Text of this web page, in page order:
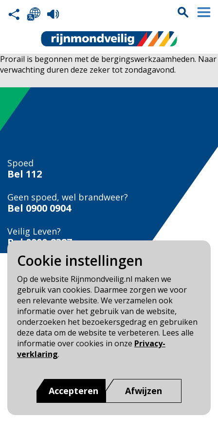
Cookie instellingen
Op de website Rijnmondveilig.nl maken we
gebruik van cookies. Daarmee zorgen we voor
een relevante website. We verzamelen ook
informatie over het gebruik van de website,
onderzoeken het bezoekersgedrag en gebruiken
deze data om de website te verbeteren. Lees alle
informatie over cookies in onze Privacy-
verklaring.
Accepteren Afwijzen
Prorail is begonnen met de bergingswerkzaamheden. Naar
verwachting duren deze zeker tot zondagavond.
Spoed
Bel 112
Geen spoed, wel brandweer?
Bel 0900 0904
Veilig Leven?
Bel 0900-8387
Blijf op de hoogte
Cookie- en Privacybeleid
Toegankelijkheid